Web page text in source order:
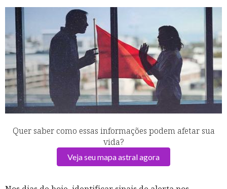
Quer saber como essas informações podem afetar sua
vida?
Veja seu mapa astral agora